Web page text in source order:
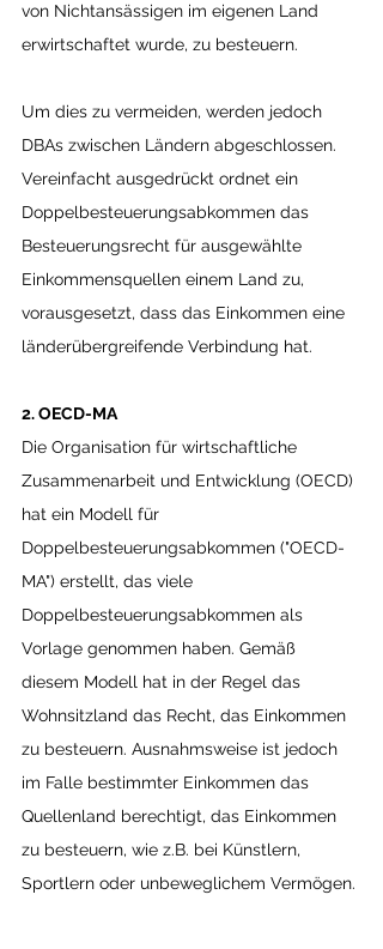
von Nichtansässigen im eigenen Land
erwirtschaftet wurde, zu besteuern.
Um dies zu vermeiden, werden jedoch
DBAs zwischen Ländern abgeschlossen.
Vereinfacht ausgedrückt ordnet ein
Doppelbesteuerungsabkommen das
Besteuerungsrecht für ausgewählte
Einkommensquellen einem Land zu,
vorausgesetzt, dass das Einkommen eine
länderübergreifende Verbindung hat.
2. OECD-MA
Die Organisation für wirtschaftliche
Zusammenarbeit und Entwicklung (OECD)
hat ein Modell für
Doppelbesteuerungsabkommen ("OECD-
MA") erstellt, das viele
Doppelbesteuerungsabkommen als
Vorlage genommen haben. Gemäß
diesem Modell hat in der Regel das
Wohnsitzland das Recht, das Einkommen
zu besteuern. Ausnahmsweise ist jedoch
im Falle bestimmter Einkommen das
Quellenland berechtigt, das Einkommen
zu besteuern, wie z.B. bei Künstlern,
Sportlern oder unbeweglichem Vermögen.